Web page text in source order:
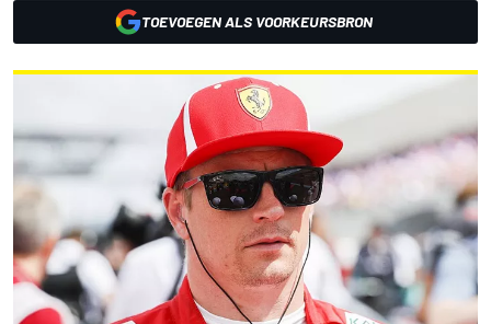
TOEVOEGEN ALS VOORKEURSBRON